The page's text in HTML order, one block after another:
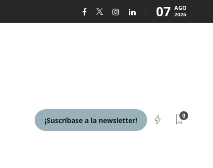
07 AGO
2026
¡Suscríbase a la newsletter!
0